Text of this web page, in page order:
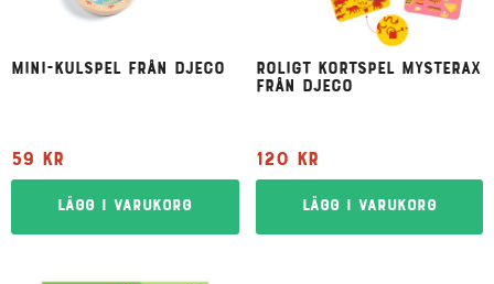
Mini-kulspel från Djeco
59 kr
Lägg i varukorg
Roligt kortspel Mysterax
från Djeco
120 kr
Lägg i varukorg